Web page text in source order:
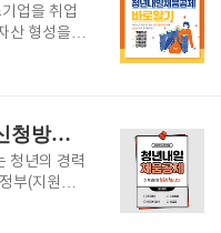
지급합니
센터 방문,
다. 카드발
급되는 지
업을 취업
산 형성을
온 제도입
조업 중소
이 300만원
을 고용하
다. 신청방
있는 건설
청년내일채움공제 중도해지 신청방법 환급금
청년의 경력
부(지원금)
속을 지원